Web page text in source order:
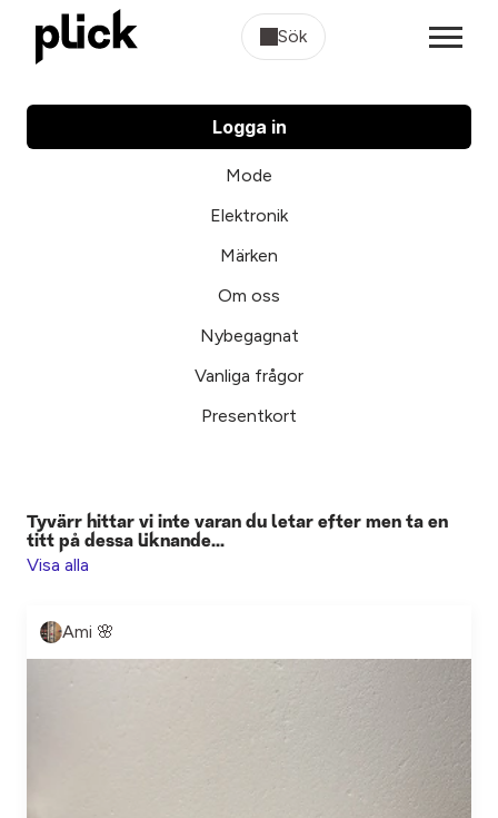
Sök
Logga in
Mode
Elektronik
Märken
Om oss
Nybegagnat
Vanliga frågor
Presentkort
Tyvärr hittar vi inte varan du letar efter men ta en
titt på dessa liknande...
Visa alla
Ami 🌸